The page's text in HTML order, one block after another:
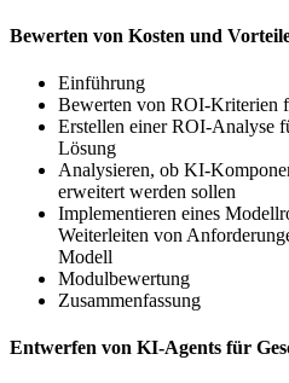
Bewerten von Kosten und
Einführung
Bewerten von ROI-Kriterien
Erstellen einer ROI-Analyse
Lösung
Analysieren, ob KI-
erweitert werden sollen
Implementieren eines
Weiterleiten von
Modell
Modulbewertung
Zusammenfassung
Entwerfen von KI-Agents für